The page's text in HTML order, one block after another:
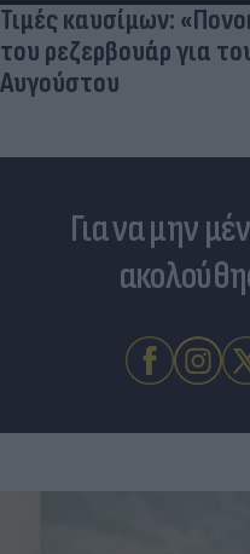
Τιμές καυσίμων:
του ρεζερβουάρ για
Αυγούστου
Για να μην